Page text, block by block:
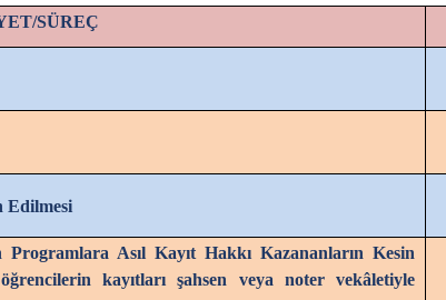
SÜREÇ
Edilmesi
Programlara Asıl Kayıt Hakkı Kazananların Kesin
kayıtları şahsen veya noter vekâletiyle